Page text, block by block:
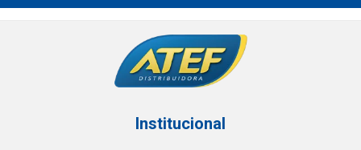
Institucional